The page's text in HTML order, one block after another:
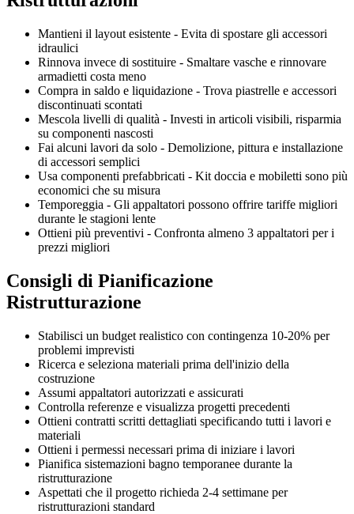
Mantieni il layout esistente - Evita di spostare gli accessori
idraulici
Rinnova invece di sostituire - Smaltare vasche e rinnovare
armadietti costa meno
Compra in saldo e liquidazione - Trova piastrelle e accessori
discontinuati scontati
Mescola livelli di qualità - Investi in articoli visibili, risparmia
su componenti nascosti
Fai alcuni lavori da solo - Demolizione, pittura e installazione
di accessori semplici
Usa componenti prefabbricati - Kit doccia e mobiletti sono più
economici che su misura
Temporeggia - Gli appaltatori possono offrire tariffe migliori
durante le stagioni lente
Ottieni più preventivi - Confronta almeno 3 appaltatori per i
prezzi migliori
Consigli di Pianificazione
Ristrutturazione
Stabilisci un budget realistico con contingenza 10-20% per
problemi imprevisti
Ricerca e seleziona materiali prima dell'inizio della
costruzione
Assumi appaltatori autorizzati e assicurati
Controlla referenze e visualizza progetti precedenti
Ottieni contratti scritti dettagliati specificando tutti i lavori e
materiali
Ottieni i permessi necessari prima di iniziare i lavori
Pianifica sistemazioni bagno temporanee durante la
ristrutturazione
Aspettati che il progetto richieda 2-4 settimane per
ristrutturazioni standard